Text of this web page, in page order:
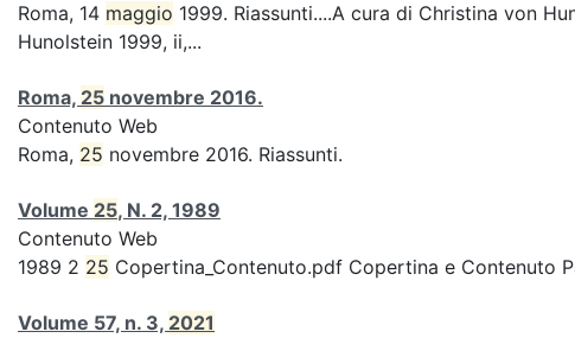
Roma, 14 maggio 1999. Riassunti....A cura di Christina von
Hunolstein 1999, ii,...
Roma, 25 novembre 2016.
Contenuto Web
Roma, 25 novembre 2016. Riassunti.
Volume 25, N. 2, 1989
Contenuto Web
1989 2 25 Copertina_Contenuto.pdf Copertina e Contenuto
Volume 57, n. 3, 2021